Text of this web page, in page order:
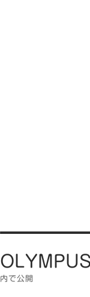
稿
ナ
内で公開